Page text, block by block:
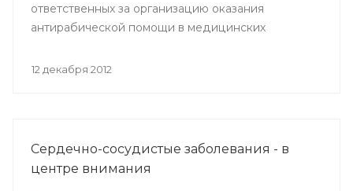
ответственных за организацию оказания
антирабической помощи в медицинских
организовано Минздравом РБ с целью
12 декабря 2012
Сердечно-сосудистые заболевания - в
центре внимания